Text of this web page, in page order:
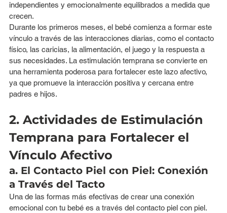
independientes y emocionalmente equilibrados a medida que
crecen.
Durante los primeros meses, el bebé comienza a formar este
vínculo a través de las interacciones diarias, como el contacto
físico, las caricias, la alimentación, el juego y la respuesta a
sus necesidades. La estimulación temprana se convierte en
una herramienta poderosa para fortalecer este lazo afectivo,
ya que promueve la interacción positiva y cercana entre
padres e hijos.
2. Actividades de Estimulación
Temprana para Fortalecer el
Vínculo Afectivo
a. El Contacto Piel con Piel: Conexión
a Través del Tacto
Una de las formas más efectivas de crear una conexión
emocional con tu bebé es a través del contacto piel con piel.